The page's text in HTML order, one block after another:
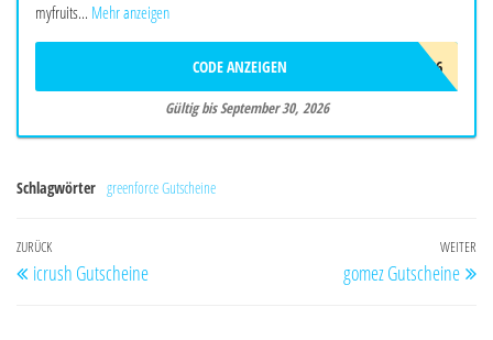
myfruits... Mehr anzeigen
SOMMER26
CODE ANZEIGEN
Gültig bis September 30, 2026
Schlagwörter greenforce Gutscheine
Beitragsnavigation
Vorheriger
Beitrag
ZURÜCK
icrush Gutscheine
WEITER
gomez Gutscheine